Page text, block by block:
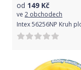
od 149 Kč
ve 2 obchodech